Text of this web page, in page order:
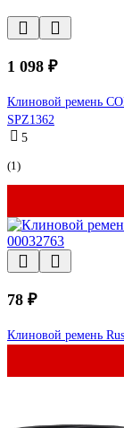
1 098 ₽
Клиновой ремень
SPZ1362
5
(1)
78 ₽
Клиновой ремень